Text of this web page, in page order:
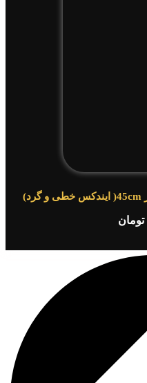
تومان